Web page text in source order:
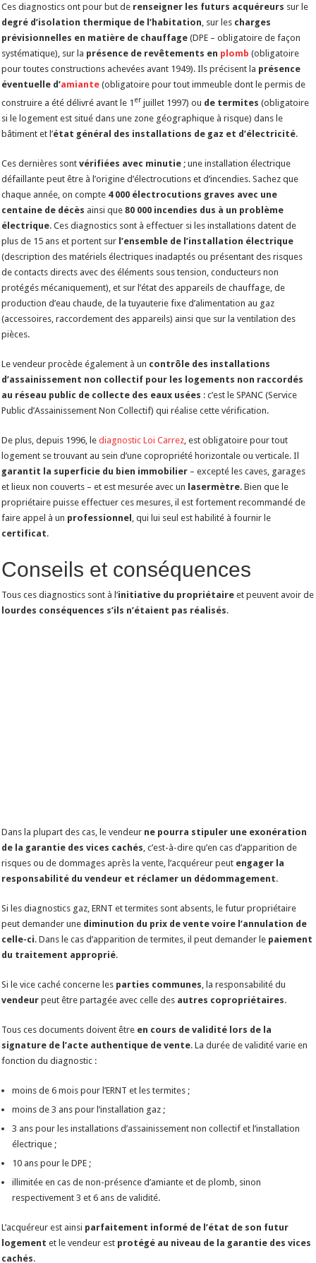
Ces diagnostics ont pour but de renseigner les futurs acquéreurs sur le
degré d’isolation thermique de l’habitation, sur les charges
prévisionnelles en matière de chauffage (DPE – obligatoire de façon
systématique), sur la présence de revêtements en plomb (obligatoire
pour toutes constructions achevées avant 1949). Ils précisent la présence
éventuelle d’amiante (obligatoire pour tout immeuble dont le permis de
construire a été délivré avant le 1 er juillet 1997) ou de termites (obligatoire
si le logement est situé dans une zone géographique à risque) dans le
bâtiment et l’état général des installations de gaz et d’électricité.
Ces dernières sontvérifiées avec minutie ; une installation électrique
défaillante peut être à l’origine d’électrocutions et d’incendies. Sachez que
chaque année, on compte 4 000 électrocutions graves avec une
centaine de décès ainsi que80 000 incendies dus à un problème
électrique. Ces diagnostics sont à effectuer si les installations datent de
plus de 15 ans et portent sur l’ensemble de l’installation électrique
(description des matériels électriques inadaptés ou présentant des risques
de contacts directs avec des éléments sous tension, conducteurs non
protégés mécaniquement), et sur l’état des appareils de chauffage, de
production d’eau chaude, de la tuyauterie fixe d’alimentation au gaz
(accessoires, raccordement des appareils) ainsi que sur la ventilation des
pièces.
Le vendeur procède également à un contrôle des installations
d’assainissement non collectif pour les logements non raccordés
au réseau public de collecte des eaux usées : c’est le SPANC (Service
Public d’Assainissement Non Collectif) qui réalise cette vérification.
De plus, depuis 1996, lediagnostic Loi Carrez, est obligatoire pour tout
logement se trouvant au sein d’une copropriété horizontale ou verticale. Il
garantit la superficie du bien immobilier – excepté les caves, garages
et lieux non couverts – et est mesurée avec un lasermètre. Bien que le
propriétaire puisse effectuer ces mesures, il est fortement recommandé de
faire appel à un professionnel , qui lui seul est habilité à fournir le
certificat.
Conseils et conséquences
Tous ces diagnostics sont à l’initiative du propriétaire et peuvent avoir de
lourdes conséquences s’ils n’étaient pas réalisés.
Dans la plupart des cas, le vendeur ne pourra stipuler une exonération
de la garantie des vices cachés , c’est-à-dire qu’en cas d’apparition de
risques ou de dommages après la vente, l’acquéreur peut engager la
responsabilité du vendeur et réclamer un dédommagement.
Si les diagnostics gaz, ERNT et termites sont absents, le futur propriétaire
peut demander une diminution du prix de vente voire l’annulation de
celle-ci. Dans le cas d’apparition de termites, il peut demander le paiement
du traitement approprié.
Si le vice caché concerne les parties communes , la responsabilité du
vendeur peut être partagée avec celle des autres copropriétaires.
Tous ces documents doivent être en cours de validité lors de la
signature de l’acte authentique de vente. La durée de validité varie en
fonction du diagnostic :
moins de 6 mois pour l’ERNT et les termites ;
moins de 3 ans pour l’installation gaz ;
3 ans pour les installations d’assainissement non collectif et l’installation
électrique ;
10 ans pour le DPE ;
illimitée en cas de non-présence d’amiante et de plomb, sinon
respectivement 3 et 6 ans de validité.
L’acquéreur est ainsi parfaitement informé de l’état de son futur
logement et le vendeur est protégé au niveau de la garantie des vices
cachés.